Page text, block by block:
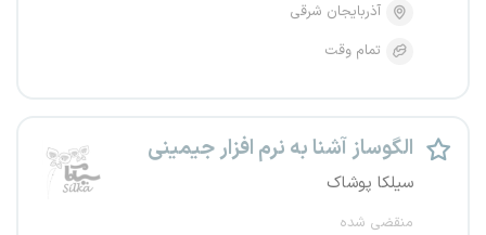
آذربایجان شرقی
تمام وقت
الگوساز آشنا به نرم افزار جیمینی
سیلکا پوشاک
منقضی شده